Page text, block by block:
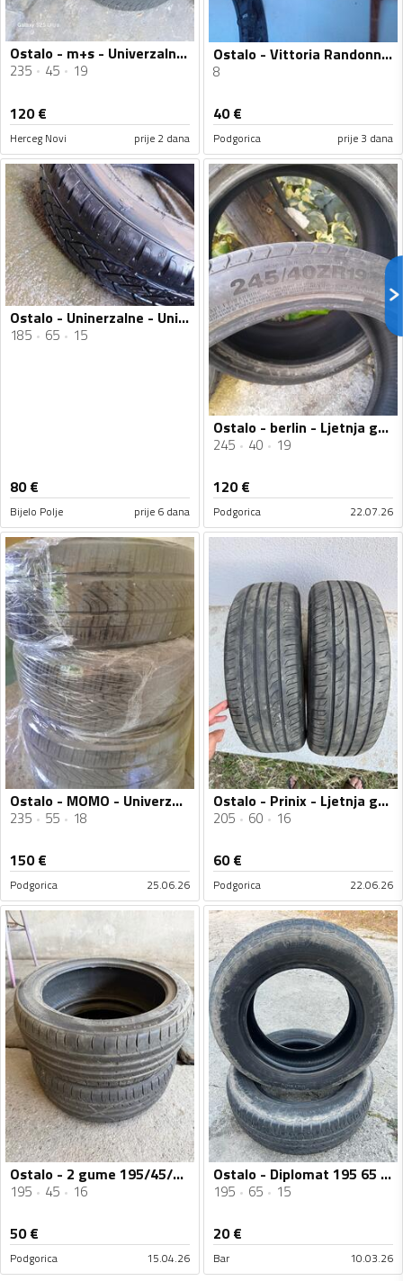
Ostalo - m+s - Univerzalna guma
235 45 19
120€
Herceg Novi prije 2 dana
Ostalo - Vittoria Randonneur 700x35 i Maxxis 700x42, unutrašnje Presta - guma
8
40€
Podgorica prije 3 dana
Ostalo - Uninerzalne - Univerzalna guma
185 65 15
80€
Bijelo Polje prije 6 dana
Ostalo - berlin - Ljetnja guma
245 40 19
120€
Podgorica 22.07.26
Ostalo - MOMO - Univerzalna guma
235 55 18
150€
Podgorica 25.06.26
Ostalo - Prinix - Ljetnja guma
205 60 16
60€
Podgorica 22.06.26
Ostalo - 2 gume 195/45/16 ljetnje - Ljetnja guma
195 45 16
50€
Podgorica 15.04.26
Ostalo - Diplomat 195 65 15 - Ljetnja guma
195 65 15
20€
Bar 10.03.26